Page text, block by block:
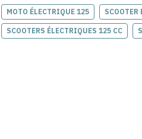
MOTO ÉLECTRIQUE 125 SCOOTER
SCOOTERS ÉLECTRIQUES 125 CC